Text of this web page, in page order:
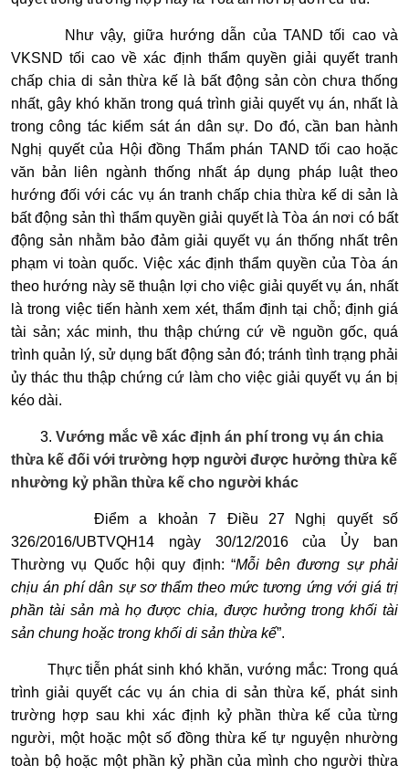
Như vậy, giữa hướng dẫn của TAND tối cao và
VKSND tối cao về xác định thẩm quyền giải quyết tranh
chấp chia di sản thừa kế là bất động sản còn chưa thống
nhất, gây khó khăn trong quá trình giải quyết vụ án, nhất là
trong công tác kiểm sát án dân sự. Do đó, cần ban hành
Nghị quyết của Hội đồng Thẩm phán TAND tối cao hoặc
văn bản liên ngành thống nhất áp dụng pháp luật theo
hướng đối với các vụ án tranh chấp chia thừa kế di sản là
bất động sản thì thẩm quyền giải quyết là Tòa án nơi có bất
động sản nhằm bảo đảm giải quyết vụ án thống nhất trên
phạm vi toàn quốc. Việc xác định thẩm quyền của Tòa án
theo hướng này sẽ thuận lợi cho việc giải quyết vụ án, nhất
là trong việc tiến hành xem xét, thẩm định tại chỗ; định giá
tài sản; xác minh, thu thập chứng cứ về nguồn gốc, quá
trình quản lý, sử dụng bất động sản đó; tránh tình trạng phải
ủy thác thu thập chứng cứ làm cho việc giải quyết vụ án bị
kéo dài.
3. Vướng mắc về xác định án phí trong vụ án chia
thừa kế đối với trường hợp người được hưởng thừa kế
nhường kỷ phần thừa kế cho người khác
Điểm a khoản 7 Điều 27 Nghị quyết số
326/2016/UBTVQH14 ngày 30/12/2016 của Ủy ban
Thường vụ Quốc hội quy định: “Mỗi bên đương sự phải
chịu án phí dân sự sơ thẩm theo mức tương ứng với giá trị
phần tài sản mà họ được chia, được hưởng trong khối tài
sản chung hoặc trong khối di sản thừa kế”.
Thực tiễn phát sinh khó khăn, vướng mắc: Trong quá
trình giải quyết các vụ án chia di sản thừa kế, phát sinh
trường hợp sau khi xác định kỷ phần thừa kế của từng
người, một hoặc một số đồng thừa kế tự nguyện nhường
toàn bộ hoặc một phần kỷ phần của mình cho người thừa